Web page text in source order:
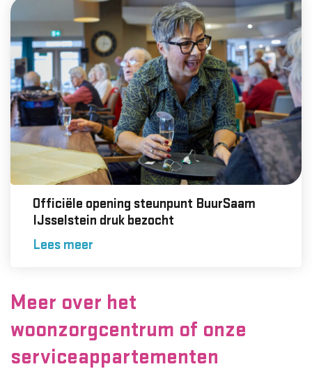
Officiële opening steunpunt BuurSaam
IJsselstein druk bezocht
Lees meer
Meer over het
woonzorgcentrum of onze
serviceappartementen